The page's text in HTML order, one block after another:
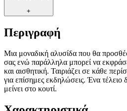
+
Περιγραφή
Μια μοναδική αλυσίδα που θα
σας ενώ παράλληλα μπορεί να
και αισθητική. Ταιριάζει σε κάθε
για επίσημες εκδηλώσεις. Ένα
μείνει στο κουτί.